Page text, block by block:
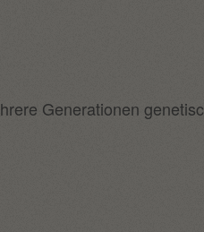
Generationen